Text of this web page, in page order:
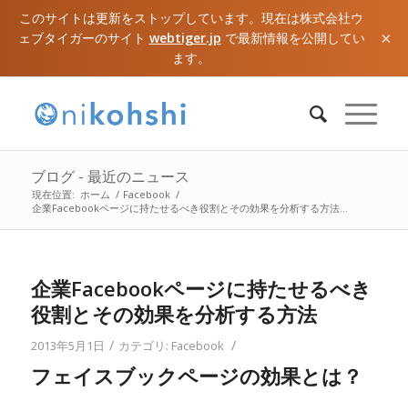
このサイトは更新をストップしています。現在は株式会社ウ
ェブタイガーのサイト webtiger.jp で最新情報を公開してい
ます。
×
ブログ - 最近のニュース
現在位置: ホーム / Facebook /
企業Facebookページに持たせるべき役割とその効果を分析する方法...
企業Facebookページに持たせるべき
役割とその効果を分析する方法
2013年5月1日 / カテゴリ: Facebook /
フェイスブックページの効果とは？